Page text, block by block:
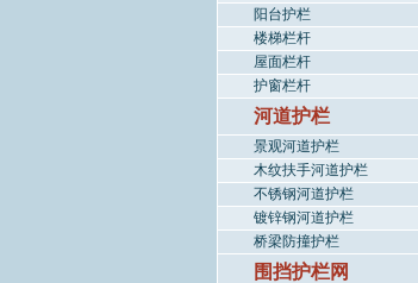
阳台护栏
楼梯栏杆
屋面栏杆
护窗栏杆
河道护栏
景观河道护栏
木纹扶手河道护栏
不锈钢河道护栏
镀锌钢河道护栏
桥梁防撞护栏
围挡护栏网